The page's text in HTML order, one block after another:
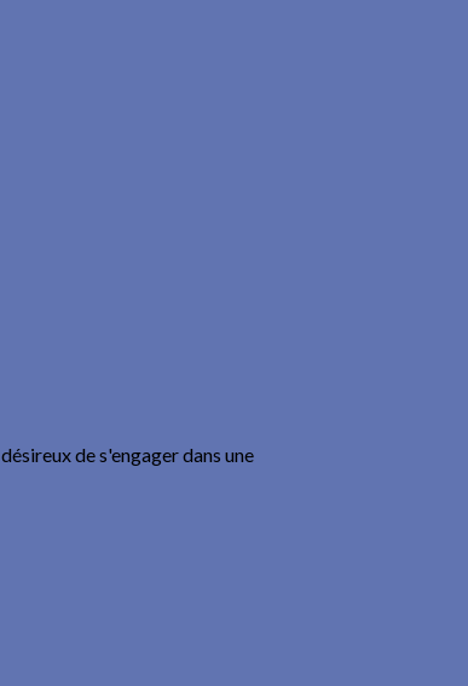
de s'engager dans une